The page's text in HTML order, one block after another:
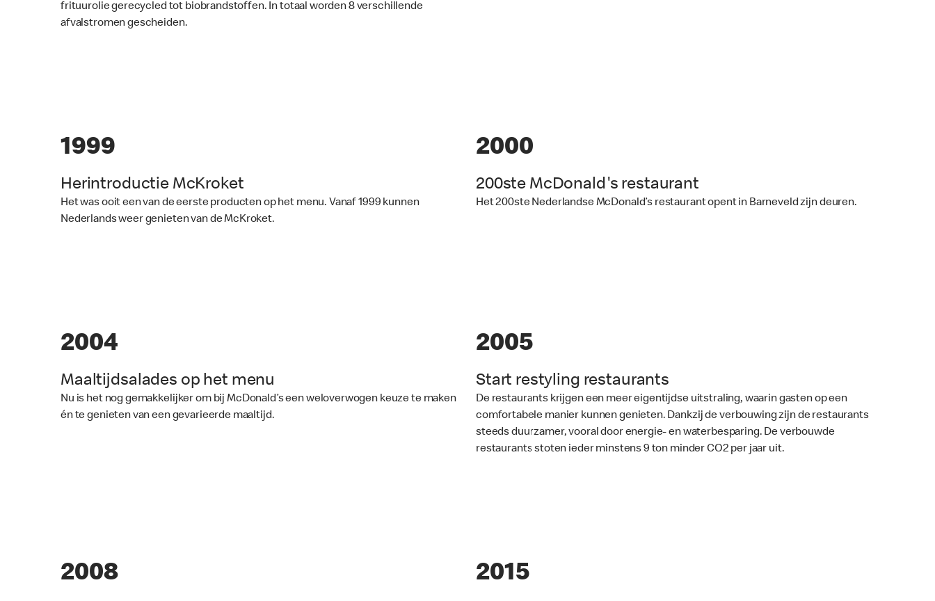
frituurolie gerecycled tot biobrandstoffen. In totaal worden 8 verschillende
afvalstromen gescheiden.
1999
Herintroductie McKroket
Het was ooit een van de eerste producten op het menu. Vanaf 1999 kunnen
Nederlands weer genieten van de McKroket.
2000
200ste McDonald's restaurant
Het 200ste Nederlandse McDonald’s restaurant opent in Barneveld zijn deuren.
2004
Maaltijdsalades op het menu
Nu is het nog gemakkelijker om bij McDonald’s een weloverwogen keuze te maken
én te genieten van een gevarieerde maaltijd.
2005
Start restyling restaurants
De restaurants krijgen een meer eigentijdse uitstraling, waarin gasten op een
comfortabele manier kunnen genieten. Dankzij de verbouwing zijn de restaurants
steeds duurzamer, vooral door energie- en waterbesparing. De verbouwde
restaurants stoten ieder minstens 9 ton minder CO2 per jaar uit.
2008 2015